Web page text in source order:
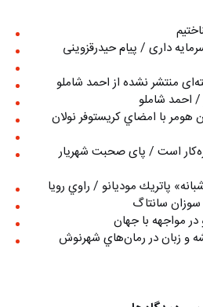
داری / پیام حیدرقزوینی
منتشر نشده از احمد شاملو
احمد شاملو
هومر با امضاي كريستوفر نولان
است / پای صحبت شهريار
پاتريك موديانو / راوي رويا
سوزان سانتاگ
در مواجهه با جهان
و زبان در رمان‌هاي شهرنوش